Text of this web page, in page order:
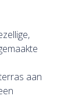
aan